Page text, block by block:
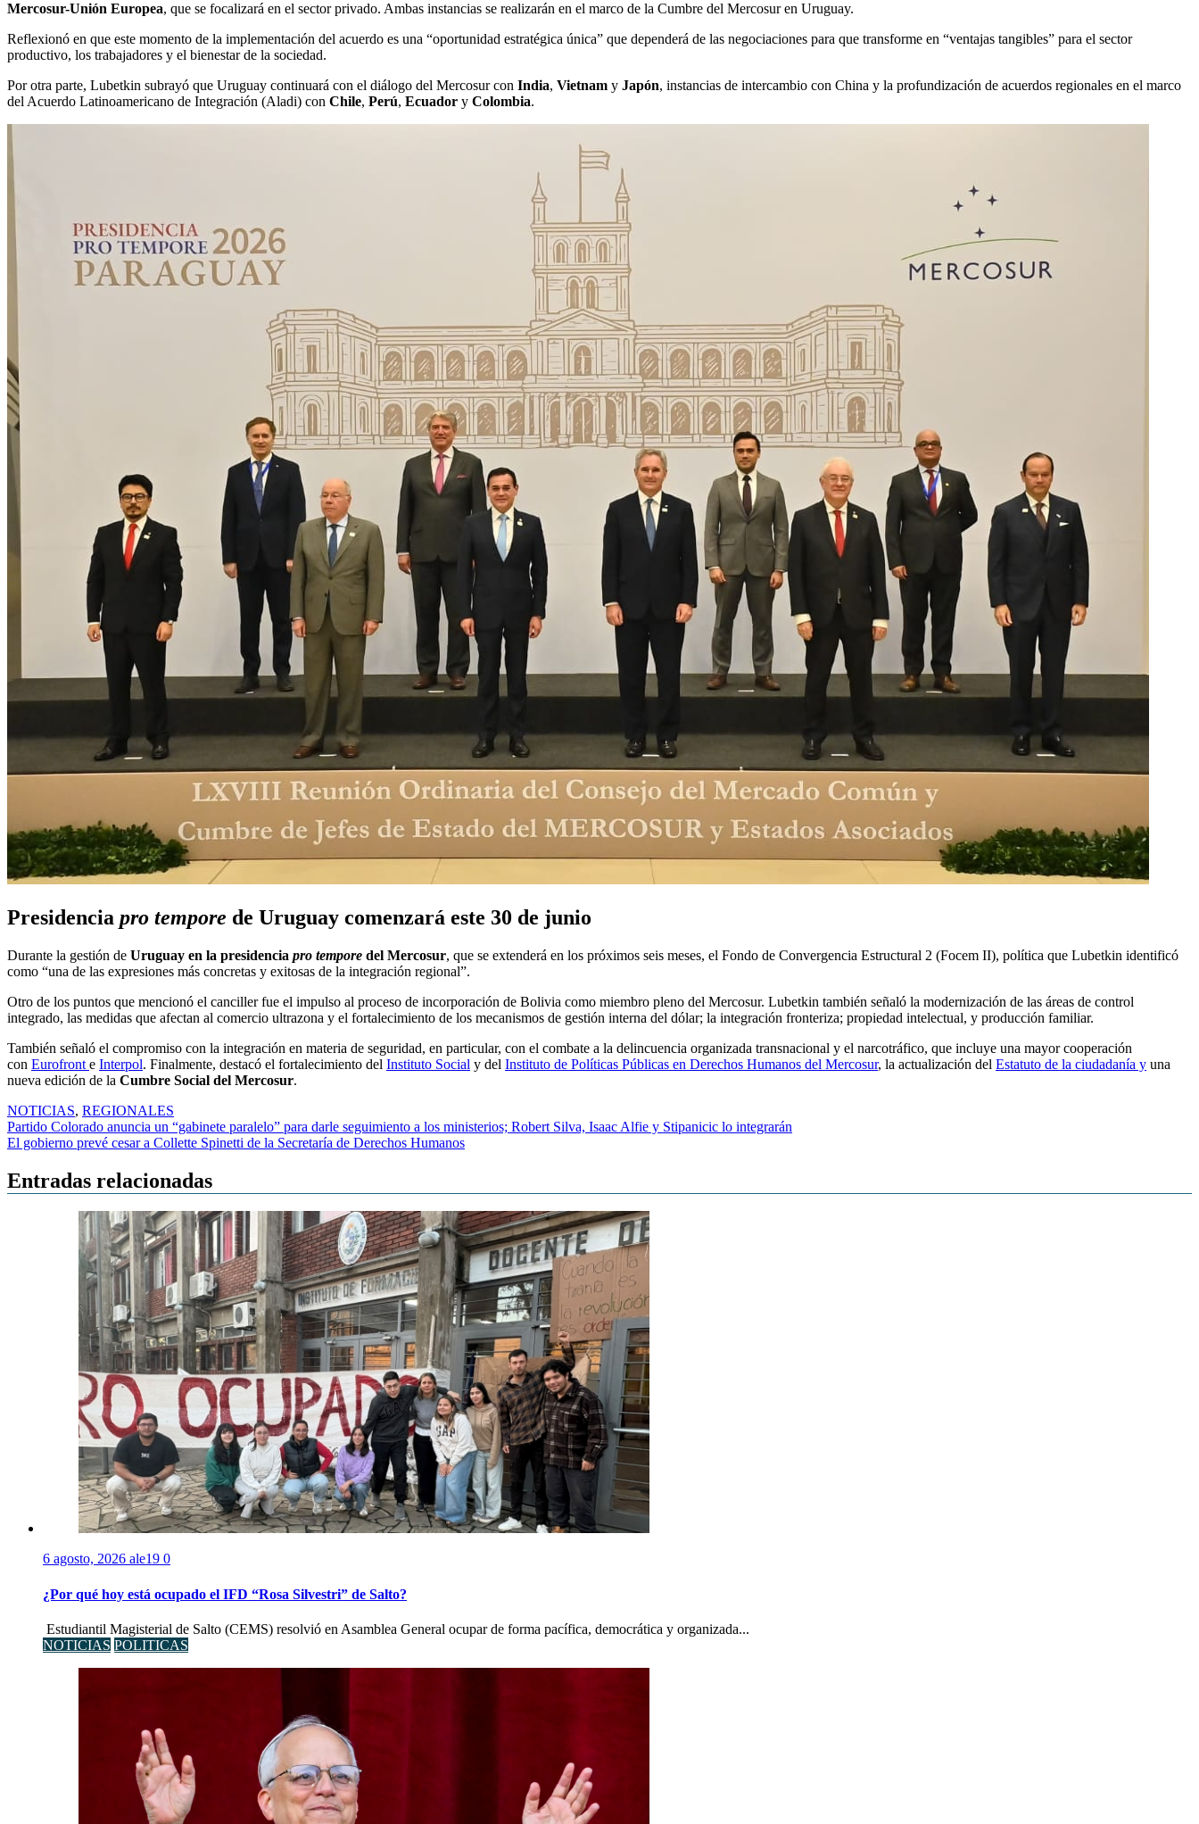
Mercosur-Unión Europea, que se focalizará en el sector privado. Ambas instancias se realizarán en el marco de la Cumbre del Mercosur en Uruguay.
Reflexionó en que este momento de la implementación del acuerdo es una “oportunidad estratégica única” que dependerá de las negociaciones para que transforme en “ventajas tangibles” para el sector
productivo, los trabajadores y el bienestar de la sociedad.
Por otra parte, Lubetkin subrayó que Uruguay continuará con el diálogo del Mercosur con India, Vietnam y Japón, instancias de intercambio con China y la profundización de acuerdos regionales en el marco
del Acuerdo Latinoamericano de Integración (Aladi) con Chile, Perú, Ecuador y Colombia.
Presidencia pro tempore de Uruguay comenzará este 30 de junio
Durante la gestión de Uruguay en la presidencia pro tempore del Mercosur, que se extenderá en los próximos seis meses, el Fondo de Convergencia Estructural 2 (Focem II), política que Lubetkin identificó
como “una de las expresiones más concretas y exitosas de la integración regional”.
Otro de los puntos que mencionó el canciller fue el impulso al proceso de incorporación de Bolivia como miembro pleno del Mercosur. Lubetkin también señaló la modernización de las áreas de control
integrado, las medidas que afectan al comercio ultrazona y el fortalecimiento de los mecanismos de gestión interna del dólar; la integración fronteriza; propiedad intelectual, y producción familiar.
También señaló el compromiso con la integración en materia de seguridad, en particular, con el combate a la delincuencia organizada transnacional y el narcotráfico, que incluye una mayor cooperación
con Eurofront e Interpol. Finalmente, destacó el fortalecimiento del Instituto Social y del Instituto de Políticas Públicas en Derechos Humanos del Mercosur, la actualización del Estatuto de la ciudadanía y una
nueva edición de la Cumbre Social del Mercosur.
NOTICIAS, REGIONALES
Navegación
de
entradas
Partido Colorado anuncia un “gabinete paralelo” para darle seguimiento a los ministerios; Robert Silva, Isaac Alfie y Stipanicic lo integrarán
El gobierno prevé cesar a Collette Spinetti de la Secretaría de Derechos Humanos
Entradas relacionadas
6 agosto, 2026 ale19 0
¿Por qué hoy está ocupado el IFD “Rosa Silvestri” de Salto?
Estudiantil Magisterial de Salto (CEMS) resolvió en Asamblea General ocupar de forma pacífica, democrática y organizada...
NOTICIAS POLITICAS